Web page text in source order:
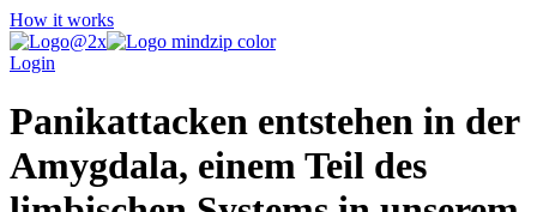
How it works
Login
Panikattacken entstehen in der
Amygdala, einem Teil des